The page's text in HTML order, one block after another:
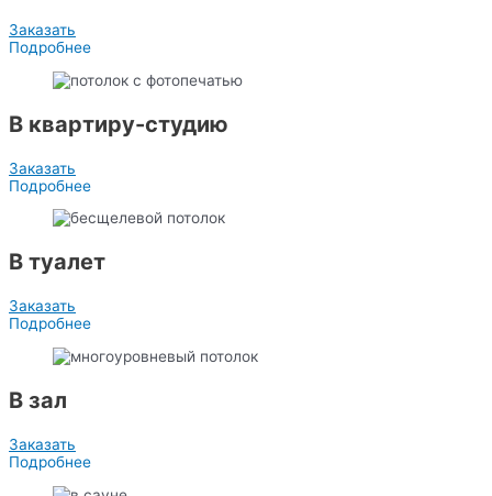
Заказать
Подробнее
В квартиру-студию
Заказать
Подробнее
В туалет
Заказать
Подробнее
В зал
Заказать
Подробнее